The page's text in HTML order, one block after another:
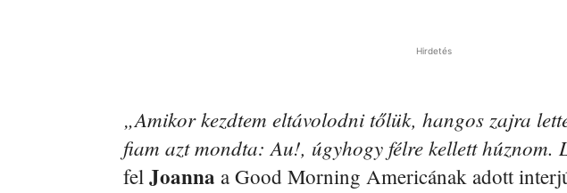
Hirdetés
„Amikor kezdtem eltávolodni tőlük, hangos zajra
fiam azt mondta: Au!, úgyhogy félre kellett húznom.
fel Joanna a Good Morning Americának adott